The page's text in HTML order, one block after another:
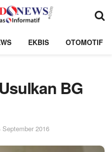
EKBIS OTOMOTIF
BG
September 2016